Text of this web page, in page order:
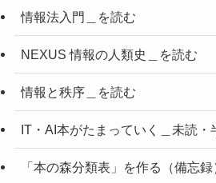
情報法入門＿を読む
NEXUS 情報の人類史＿を読む
情報と秩序＿を読む
IT・AI本がたまっていく＿未読
「本の森分類表」を作る（備忘録